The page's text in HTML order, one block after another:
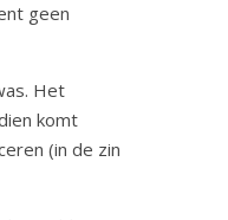
geen
Het
komt
(in de zin